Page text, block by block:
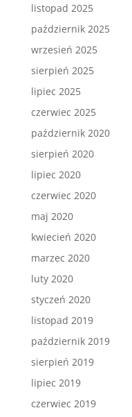
listopad 2025
październik 2025
wrzesień 2025
sierpień 2025
lipiec 2025
czerwiec 2025
październik 2020
sierpień 2020
lipiec 2020
czerwiec 2020
maj 2020
kwiecień 2020
marzec 2020
luty 2020
styczeń 2020
listopad 2019
październik 2019
sierpień 2019
lipiec 2019
czerwiec 2019